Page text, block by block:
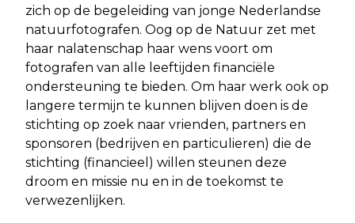
zich op de begeleiding van jonge Nederlandse
natuurfotografen. Oog op de Natuur zet met
haar nalatenschap haar wens voort om
fotografen van alle leeftijden financiële
ondersteuning te bieden. Om haar werk ook op
langere termijn te kunnen blijven doen is de
stichting op zoek naar vrienden, partners en
sponsoren (bedrijven en particulieren) die de
stichting (financieel) willen steunen deze
droom en missie nu en in de toekomst te
verwezenlijken.